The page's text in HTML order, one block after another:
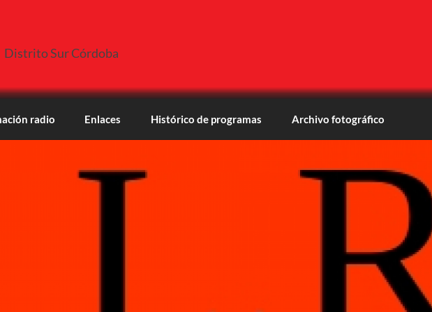
Distrito Sur Córdoba
radio Enlaces Histórico de programas Archivo fotográfico